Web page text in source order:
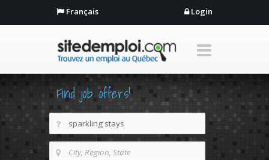
Français Login
Find job offers!